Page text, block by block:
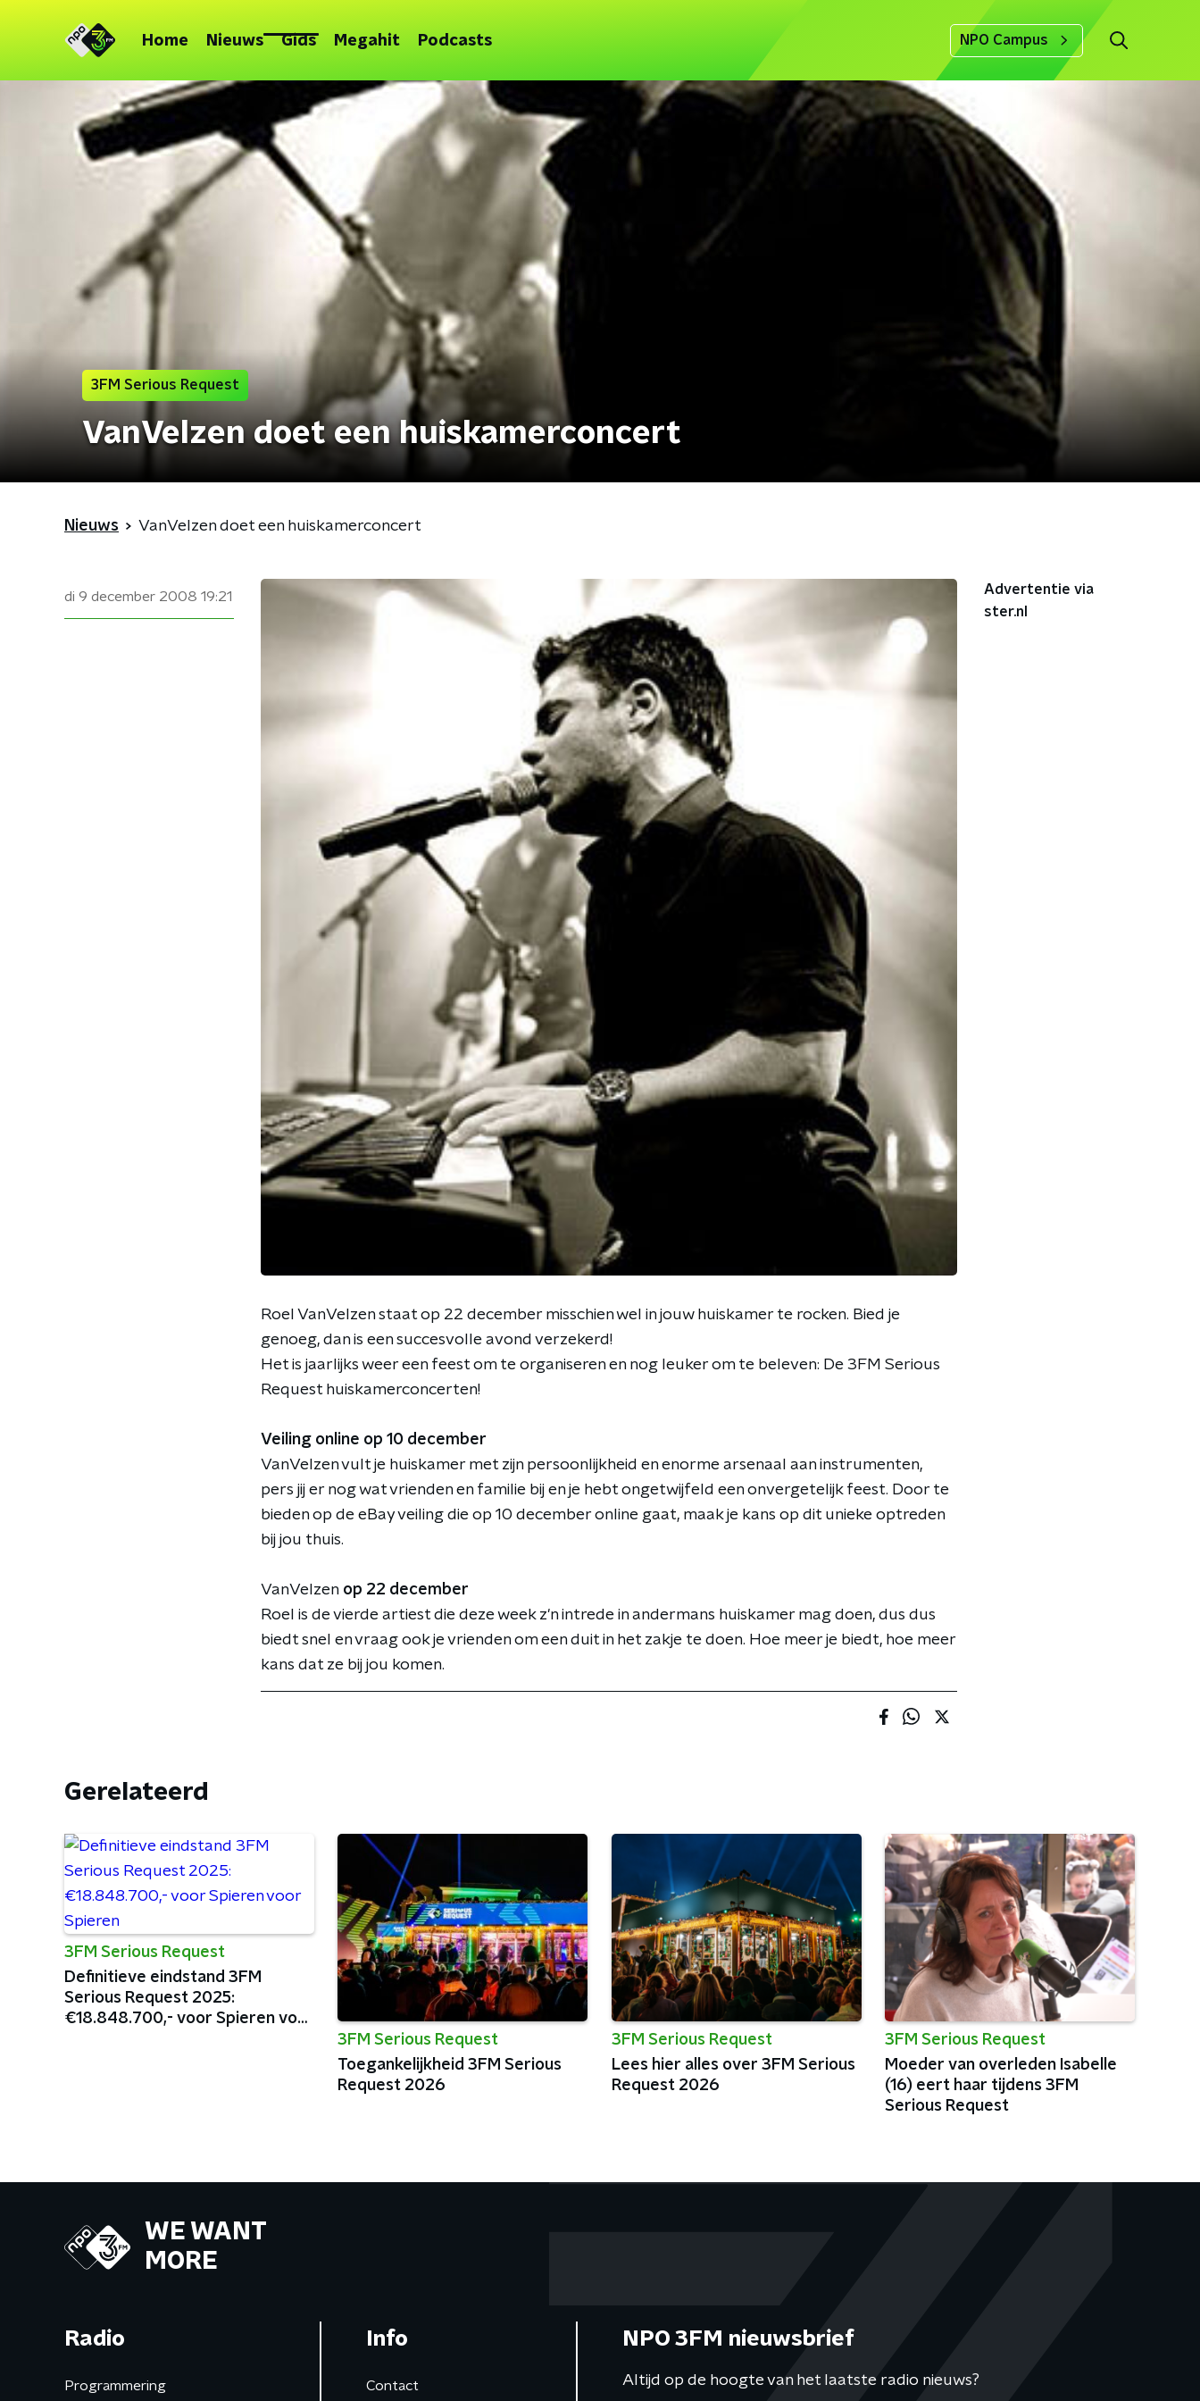
Home Nieuws Gids Megahit Podcasts NPO Campus
3FM Serious Request
VanVelzen doet een huiskamerconcert
Nieuws VanVelzen doet een huiskamerconcert
di 9 december 2008 19:21
Roel VanVelzen staat op 22 december misschien wel in jouw huiskamer te rocken. Bied je
genoeg, dan is een succesvolle avond verzekerd!
Het is jaarlijks weer een feest om te organiseren en nog leuker om te beleven: De 3FM Serious
Request huiskamerconcerten!
Veiling online op 10 december
VanVelzen vult je huiskamer met zijn persoonlijkheid en enorme arsenaal aan instrumenten,
pers jij er nog wat vrienden en familie bij en je hebt ongetwijfeld een onvergetelijk feest. Door te
bieden op de eBay veiling die op 10 december online gaat, maak je kans op dit unieke optreden
bij jou thuis.
VanVelzen op 22 december
Roel is de vierde artiest die deze week z'n intrede in andermans huiskamer mag doen, dus dus
biedt snel en vraag ook je vrienden om een duit in het zakje te doen. Hoe meer je biedt, hoe meer
kans dat ze bij jou komen.
Advertentie via
ster.nl
Gerelateerd
3FM Serious Request
Definitieve eindstand 3FM
Serious Request 2025:
€18.848.700,- voor Spieren voor
3FM Serious Request
Toegankelijkheid 3FM Serious
Request 2026
3FM Serious Request
Lees hier alles over 3FM Serious
Request 2026
3FM Serious Request
Moeder van overleden Isabelle
(16) eert haar tijdens 3FM
Serious Request
WE WANT
MORE
Radio
Programmering
Info
Contact
NPO 3FM nieuwsbrief
Altijd op de hoogte van het laatste radio nieuws?